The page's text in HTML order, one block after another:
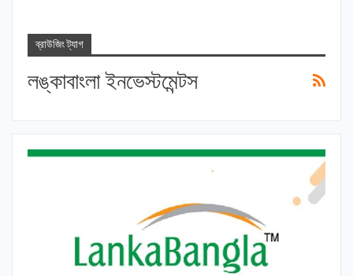
ব্রাউজিং ট্যাগ
লঙ্কাবাংলা ইনভেস্টমেন্টস